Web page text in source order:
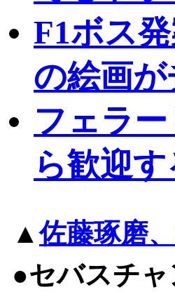
F1ボス
の絵画
フェラ
ら歓迎す
▲佐藤琢磨
●セバスチ